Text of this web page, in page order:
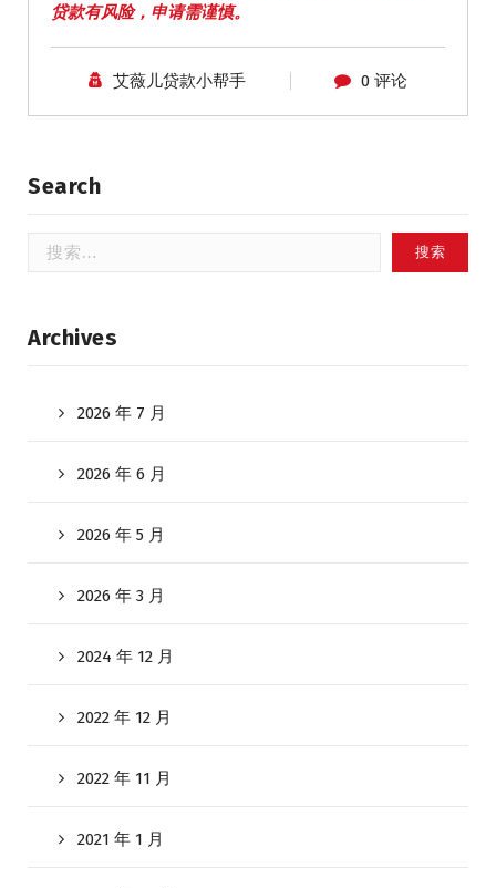
贷款有风险，申请需谨慎。
艾薇儿贷款小帮手 0 评论
Search
Archives
2026 年 7 月
2026 年 6 月
2026 年 5 月
2026 年 3 月
2024 年 12 月
2022 年 12 月
2022 年 11 月
2021 年 1 月